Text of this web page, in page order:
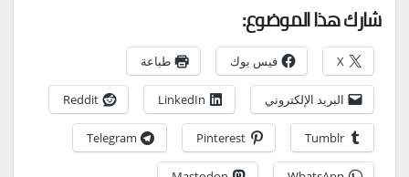
شارك هذا الموضوع:
X فيس بوك طباعة
البريد الإلكتروني LinkedIn
Reddit
Tumblr
Pinterest
Telegram